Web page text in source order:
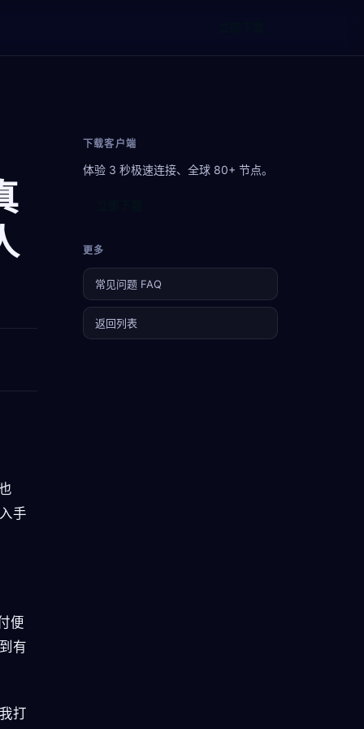
手
便
有
打
下载客户端
体验 3 秒极速连接、全球 80+ 节点。
更多
常见问题 FAQ
返回列表